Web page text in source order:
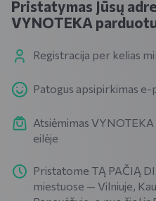
Pristatymas Jūsų
VYNOTEKA
Registracija per kelias
Patogus apsipirkimas
Atsiėmimas
eilėje
Pristatome TĄ PAČIĄ
miestuose — Vilniuje,